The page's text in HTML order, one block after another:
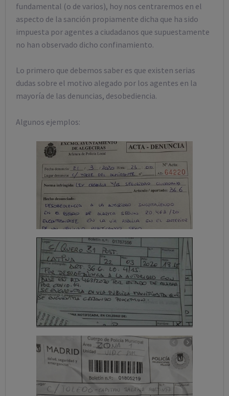
fundamental (o de varios), hoy nos centraremos en el
aspecto de la sanción propiamente dicha que ha sido
impuesta por agentes a ciudadanos que supuestamente
no han observado dicho confinamiento.
Lo primero que debemos saber es que existen serias
dudas sobre el motivo alegado por los agentes en la
mayoría de las denuncias, desobediencia.
Algunos ejemplos: